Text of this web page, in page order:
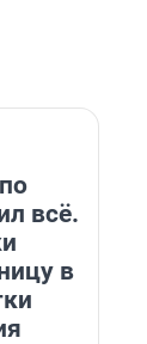
всё.
в